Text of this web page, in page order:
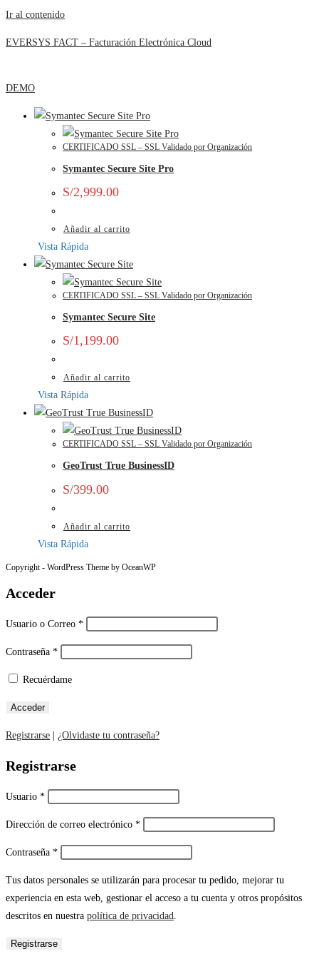
Ir al contenido
EVERSYS FACT – Facturación Electrónica Cloud
DEMO
CERTIFICADO SSL – SSL Validado por Organización
Symantec Secure Site Pro
S/2,999.00
Añadir al carrito
Vista Rápida
CERTIFICADO SSL – SSL Validado por Organización
Symantec Secure Site
S/1,199.00
Añadir al carrito
Vista Rápida
CERTIFICADO SSL – SSL Validado por Organización
GeoTrust True BusinessID
S/399.00
Añadir al carrito
Vista Rápida
Copyright - WordPress Theme by OceanWP
Acceder
Usuario o Correo *
Contraseña *
Recuérdame
Registrarse ¿Olvidaste tu contraseña?
Registrarse
Usuario *
Dirección de correo electrónico *
Contraseña *
Tus datos personales se utilizarán para procesar tu pedido, mejorar tu
experiencia en esta web, gestionar el acceso a tu cuenta y otros propósitos
descritos en nuestra política de privacidad.